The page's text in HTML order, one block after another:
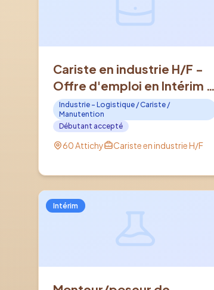
Cariste en industrie H/F -
Offre d'emploi en Intérim à
ATTICHY (60)
Industrie - Logistique / Cariste /
Manutention
Débutant accepté
60 Attichy Cariste en industrie H/F
Intérim